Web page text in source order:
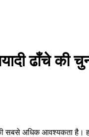
ढाँचे की
अधिक आवश्यकता है। हम